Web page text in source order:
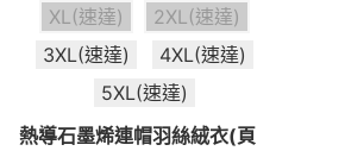
XL(速達)
2XL(速達)
3XL(速達)
4XL(速達)
5XL(速達)
熱導石墨烯連帽羽絲絨衣(頁